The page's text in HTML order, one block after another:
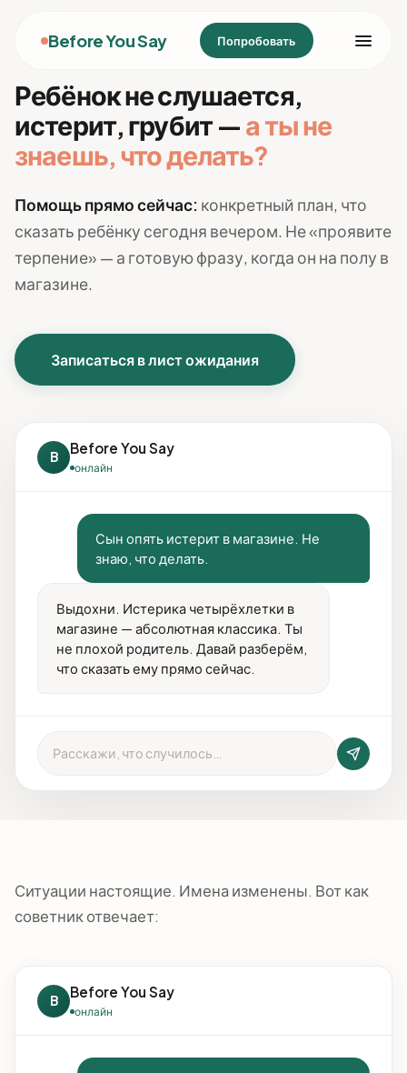
Before You Say Попробовать
Ребёнок не слушается,
истерит, грубит —а ты не
знаешь, что делать?
Помощь прямо сейчас: конкретный план, что
сказать ребёнку сегодня вечером. Не «проявите
терпение» — а готовую фразу, когда он на полу в
магазине.
Записаться в лист ожидания
B
Before You Say
онлайн
Сын опять истерит в магазине. Не
знаю, что делать.
Выдохни. Истерика четырёхлетки в
магазине — абсолютная классика. Ты
не плохой родитель. Давай разберём,
что сказать ему прямо сейчас.
Расскажи, что случилось…
Ситуации настоящие. Имена изменены. Вот как
советник отвечает:
B
Before You Say
онлайн